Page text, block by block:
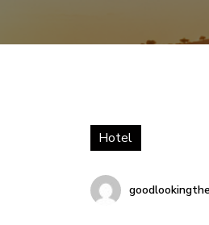
Hotel